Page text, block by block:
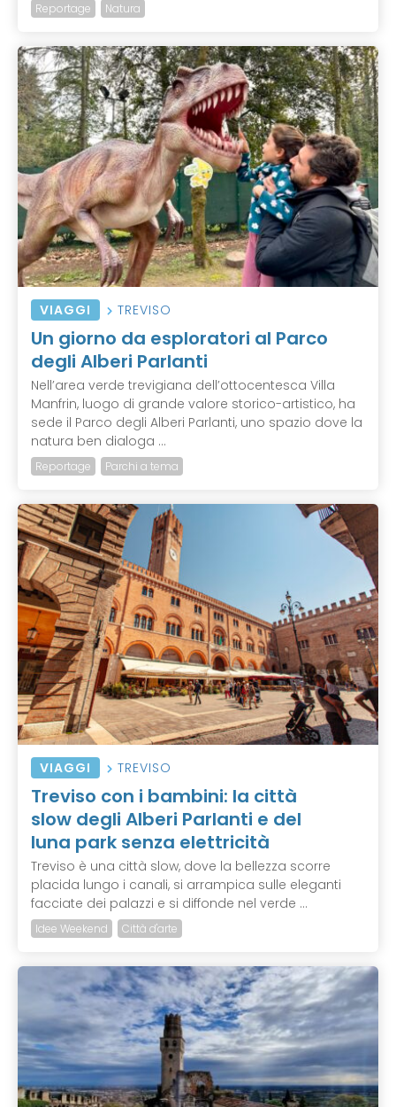
Reportage Natura
VIAGGI TREVISO
Un giorno da esploratori al Parco
degli Alberi Parlanti
Nell’area verde trevigiana dell’ottocentesca Villa
Manfrin, luogo di grande valore storico-artistico, ha
sede il Parco degli Alberi Parlanti, uno spazio dove la
natura ben dialoga ...
Reportage Parchi a tema
VIAGGI TREVISO
Treviso con i bambini: la città
slow degli Alberi Parlanti e del
luna park senza elettricità
Treviso è una città slow, dove la bellezza scorre
placida lungo i canali, si arrampica sulle eleganti
facciate dei palazzi e si diffonde nel verde ...
Idee Weekend Città d'arte